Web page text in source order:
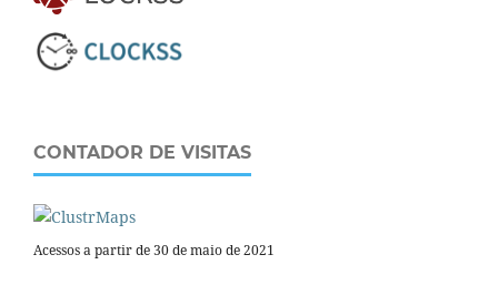
CONTADOR DE VISITAS
Acessos a partir de 30 de maio de 2021